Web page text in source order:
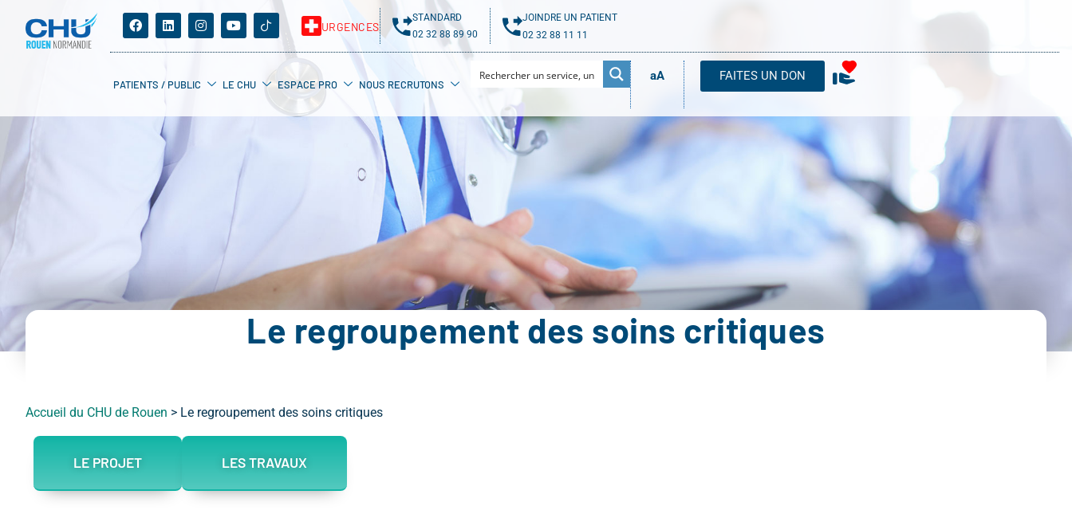
URGENCES
STANDARD
02 32 88 89 90
JOINDRE UN PATIENT
02 32 88 11 11
PATIENTS / PUBLIC LE CHU ESPACE PRO NOUS RECRUTONS
aA FAITES UN DON
Le regroupement des soins critiques
Accueil du CHU de Rouen > Le regroupement des soins critiques
LE PROJET LES TRAVAUX